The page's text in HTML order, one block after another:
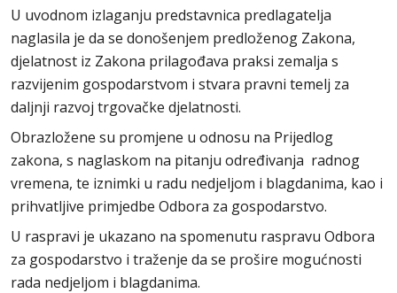
U uvodnom izlaganju predstavnica predlagatelja
naglasila je da se donošenjem predloženog Zakona,
djelatnost iz Zakona prilagođava praksi zemalja s
razvijenim gospodarstvom i stvara pravni temelj za
daljnji razvoj trgovačke djelatnosti.
Obrazložene su promjene u odnosu na Prijedlog
zakona, s naglaskom na pitanju određivanja radnog
vremena, te iznimki u radu nedjeljom i blagdanima, kao i
prihvatljive primjedbe Odbora za gospodarstvo.
U raspravi je ukazano na spomenutu raspravu Odbora
za gospodarstvo i traženje da se prošire mogućnosti
rada nedjeljom i blagdanima.